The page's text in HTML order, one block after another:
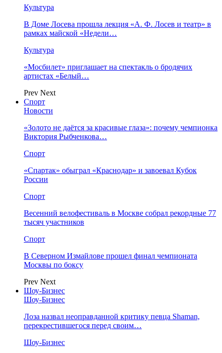
Культура
В Доме Лосева прошла лекция «А. Ф. Лосев и театр» в
рамках майской «Недели…
Культура
«Мосбилет» приглашает на спектакль о бродячих
артистах «Белый…
Prev Next
Спорт
Новости
«Золото не даётся за красивые глаза»: почему чемпионка
Виктория Рыбченкова…
Спорт
«Спартак» обыграл «Краснодар» и завоевал Кубок
России
Спорт
Весенний велофестиваль в Москве собрал рекордные 77
тысяч участников
Спорт
В Северном Измайлове прошел финал чемпионата
Москвы по боксу
Prev Next
Шоу-Бизнес
Шоу-Бизнес
Лоза назвал неоправданной критику певца Shaman,
перекрестившегося перед своим…
Шоу-Бизнес